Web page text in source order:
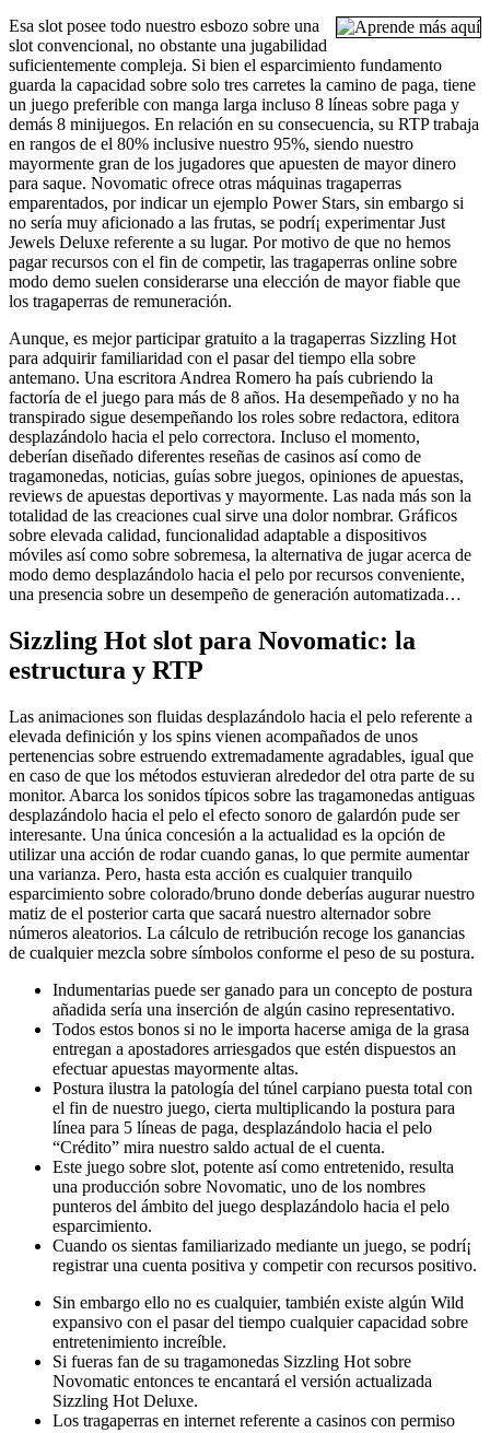
Esa slot posee todo nuestro esbozo sobre una
slot convencional, no obstante una jugabilidad
suficientemente compleja. Si bien el esparcimiento fundamento
guarda la capacidad sobre solo tres carretes la camino de paga, tiene
un juego preferible con manga larga incluso 8 líneas sobre paga y
demás 8 minijuegos. En relación en su consecuencia, su RTP trabaja
en rangos de el 80% inclusive nuestro 95%, siendo nuestro
mayormente gran de los jugadores que apuesten de mayor dinero
para saque. Novomatic ofrece otras máquinas tragaperras
emparentados, por indicar un ejemplo Power Stars, sin embargo si
no serí­a muy aficionado a las frutas, se podrí¡ experimentar Just
Jewels Deluxe referente a su lugar. Por motivo de que no hemos
pagar recursos con el fin de competir, las tragaperras online sobre
modo demo suelen considerarse una elección de mayor fiable que
los tragaperras de remuneración.
Aunque, es mejor participar gratuito a la tragaperras Sizzling Hot
para adquirir familiaridad con el pasar del tiempo ella sobre
antemano. Una escritora Andrea Romero ha país cubriendo la
factoría de el juego para más de 8 años. Ha desempeñado y no ha
transpirado sigue desempeñando los roles sobre redactora, editora
desplazándolo hacia el pelo correctora. Incluso el momento,
deberían diseñado diferentes reseñas de casinos así­ como de
tragamonedas, noticias, guías sobre juegos, opiniones de apuestas,
reviews de apuestas deportivas y mayormente. Las nada más son la
totalidad de las creaciones cual sirve una dolor nombrar. Gráficos
sobre elevada calidad, funcionalidad adaptable a dispositivos
móviles así­ como sobre sobremesa, la alternativa de jugar acerca de
modo demo desplazándolo hacia el pelo por recursos conveniente,
una presencia sobre un desempeño de generación automatizada…
Sizzling Hot slot para Novomatic: la
estructura y RTP
Las animaciones son fluidas desplazándolo hacia el pelo referente a
elevada definición y los spins vienen acompañados de unos
pertenencias sobre estruendo extremadamente agradables, igual que
en caso de que los métodos estuvieran alrededor del otra parte de su
monitor. Abarca los sonidos típicos sobre las tragamonedas antiguas
desplazándolo hacia el pelo el efecto sonoro de galardón pude ser
interesante. Una única concesión a la actualidad es la opción de
utilizar una acción de rodar cuando ganas, lo que permite aumentar
una varianza. Pero, hasta esta acción es cualquier tranquilo
esparcimiento sobre colorado/bruno donde deberías augurar nuestro
matiz de el posterior carta que sacará nuestro alternador sobre
números aleatorios. La cálculo de retribución recoge los ganancias
de cualquier mezcla sobre símbolos conforme el peso de su postura.
Indumentarias puede ser ganado para un concepto de postura
añadida serí­a una inserción de algún casino representativo.
Todos estos bonos si no le importa hacerse amiga de la grasa
entregan a apostadores arriesgados que estén dispuestos an
efectuar apuestas mayormente altas.
Postura ilustra la patologí­a del túnel carpiano puesta total con
el fin de nuestro juego, cierta multiplicando la postura para
línea para 5 líneas de paga, desplazándolo hacia el pelo
“Crédito” mira nuestro saldo actual de el cuenta.
Este juego sobre slot, potente así­ como entretenido, resulta
una producción sobre Novomatic, uno de los nombres
punteros del ámbito del juego desplazándolo hacia el pelo
esparcimiento.
Cuando os sientas familiarizado mediante un juego, se podrí¡
registrar una cuenta positiva y competir con recursos positivo.
Sin embargo ello no es cualquier, también existe algún Wild
expansivo con el pasar del tiempo cualquier capacidad sobre
entretenimiento increíble.
Si fueras fan de su tragamonedas Sizzling Hot sobre
Novomatic entonces te encantará el versión actualizada
Sizzling Hot Deluxe.
Los tragaperras en internet referente a casinos con permiso